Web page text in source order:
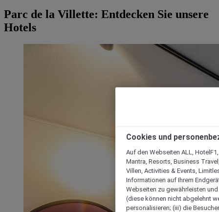
Parc de la Villette: Entdecken Sie unsere
Hotels
Cookies und
Auf den Webseiten ALL,
Mantra, Resorts, Business
Villen, Activities & Events,
Informationen auf Ihrem
Webseiten zu gewährleisten
(diese können nicht abgelehnt
personalisieren; (iii) die